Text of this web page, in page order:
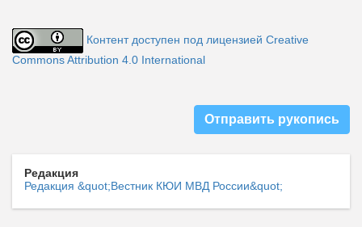
Контент доступен под лицензией Creative
Commons Attribution 4.0 International
Отправить рукопись
Редакция
Редакция &quot;Вестник КЮИ МВД России&quot;